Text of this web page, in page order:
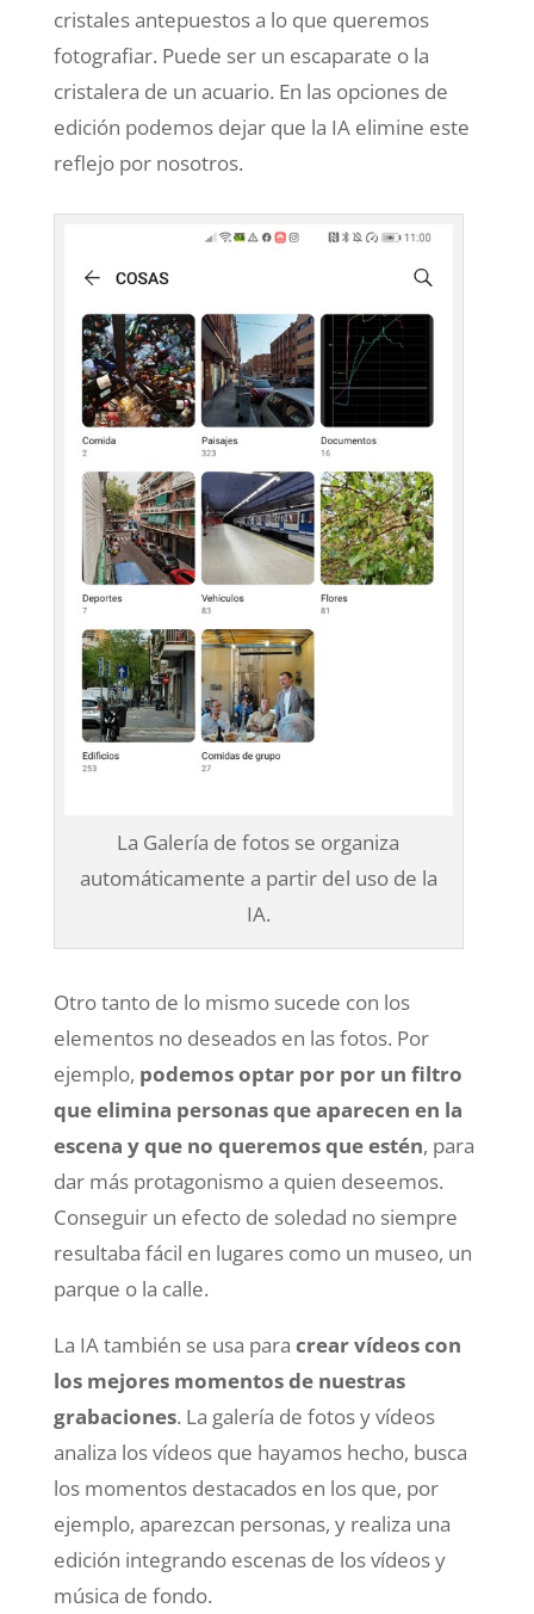
cristales antepuestos a lo que queremos
fotografiar. Puede ser un escaparate o la
cristalera de un acuario. En las opciones de
edición podemos dejar que la IA elimine este
reflejo por nosotros.
La Galería de fotos se organiza
automáticamente a partir del uso de la
IA.
Otro tanto de lo mismo sucede con los
elementos no deseados en las fotos. Por
ejemplo, podemos optar por por un filtro
que elimina personas que aparecen en la
escena y que no queremos que estén, para
dar más protagonismo a quien deseemos.
Conseguir un efecto de soledad no siempre
resultaba fácil en lugares como un museo, un
parque o la calle.
La IA también se usa para crear vídeos con
los mejores momentos de nuestras
grabaciones. La galería de fotos y vídeos
analiza los vídeos que hayamos hecho, busca
los momentos destacados en los que, por
ejemplo, aparezcan personas, y realiza una
edición integrando escenas de los vídeos y
música de fondo.